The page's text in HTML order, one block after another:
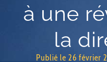
à une
la
Publié le 26 février